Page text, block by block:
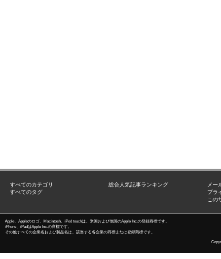
すべてのカテゴリ
すべてのタグ
総合人気記事ランキング
メー
プラ
この
Apple、Appleのロゴ、Macintosh、iPod touchは、米国および他国のApple Inc.の登録商標です。
iPhone、iPadはApple Inc.の商標です。
その他すべての企業名および製品名は、該当する各企業の商標または登録商標です。